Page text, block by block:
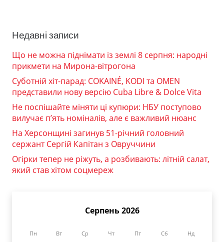
Недавні записи
Що не можна піднімати із землі 8 серпня: народні
прикмети на Мирона-вітрогона
Суботній хіт-парад: COKAINÉ, KODI та OMEN
представили нову версію Cuba Libre & Dolce Vita
Не поспішайте міняти ці купюри: НБУ поступово
вилучає п’ять номіналів, але є важливий нюанс
На Херсонщині загинув 51-річний головний
сержант Сергій Капітан з Овруччини
Огірки тепер не ріжуть, а розбивають: літній салат,
який став хітом соцмереж
Серпень 2026
Пн Вт Ср Чт Пт Сб Нд